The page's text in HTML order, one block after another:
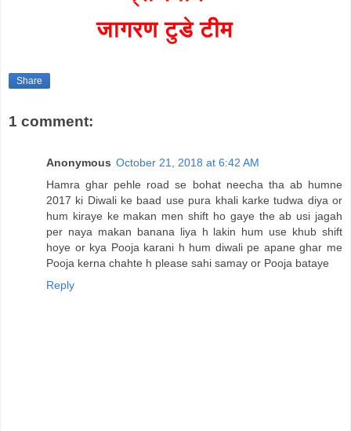
जागरण टुडे टीम
Share
1 comment:
Anonymous October 21, 2018 at 6:42 AM
Hamra ghar pehle road se bohat neecha tha ab humne
2017 ki Diwali ke baad use pura khali karke tudwa diya or
hum kiraye ke makan men shift ho gaye the ab usi jagah
per naya makan banana liya h lakin hum use khub shift
hoye or kya Pooja karani h hum diwali pe apane ghar me
Pooja kerna chahte h please sahi samay or Pooja bataye
Reply